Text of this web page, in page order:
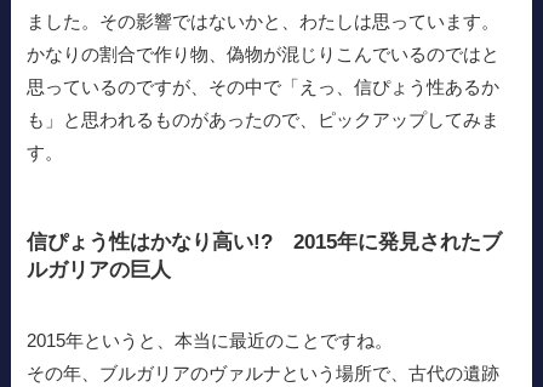
ました。その影響ではないかと、わたしは思っています。
かなりの割合で作り物、偽物が混じりこんでいるのではと
思っているのですが、その中で「えっ、信ぴょう性あるか
も」と思われるものがあったので、ピックアップしてみま
す。
信ぴょう性はかなり高い!? 2015年に発見されたブ
ルガリアの巨人
2015年というと、本当に最近のことですね。
その年、ブルガリアのヴァルナという場所で、古代の遺跡